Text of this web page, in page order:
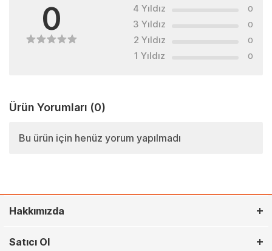
0 4 Yıldız 0
3 Yıldız 0
2 Yıldız 0
1 Yıldız 0
Ürün Yorumları (0)
Bu ürün için henüz yorum yapılmadı
Hakkımızda
Satıcı Ol